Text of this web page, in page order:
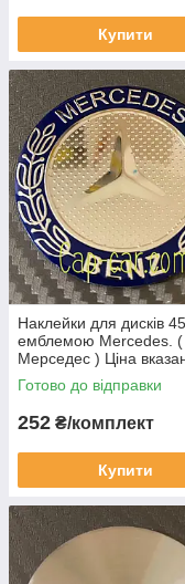
Купити
Наклейки для дисків
емблемою Mercedes. (
Мерседес ) Ціна
комплект з 4-х штук
Готово до відправки
252 ₴/комплект
Купити